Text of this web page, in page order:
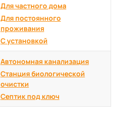
Для частного дома
Для постоянного
проживания
С установкой
Автономная канализация
Станция биологической
очистки
Септик под ключ